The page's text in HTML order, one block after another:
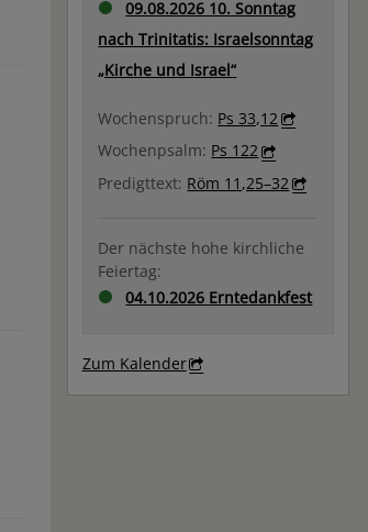
09.08.2026 10. Sonntag
nach Trinitatis: Israelsonntag
„Kirche und Israel“
Wochenspruch: Ps 33,12
Wochenpsalm: Ps 122
Predigttext: Röm 11,25–32
Der nächste hohe kirchliche
Feiertag:
04.10.2026 Erntedankfest
Zum Kalender